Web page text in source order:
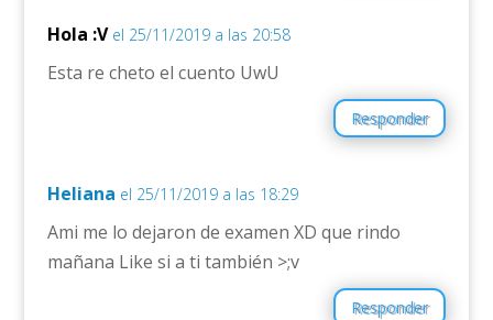
Hola :V el 25/11/2019 a las 20:58
Esta re cheto el cuento UwU
Responder
Heliana el 25/11/2019 a las 18:29
Ami me lo dejaron de examen XD que rindo
mañana Like si a ti también >;v
Responder